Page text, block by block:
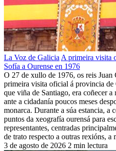
La Voz de Galicia A primeira visita
Sofía a Ourense en 1976
O 27 de xullo de 1976, os reis Juan
primeira visita oficial á provincia de
que viña de Santiago, era coñecer a
ante a cidadanía poucos meses
monarca. Durante a súa estancia, a
puntos da xeografía ourensá para
representantes, centradas
de trato respecto a outras rexións,
3 de agosto de 2026 2 min lectura